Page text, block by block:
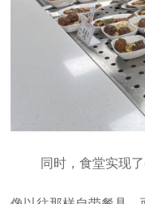
同时，食堂实现